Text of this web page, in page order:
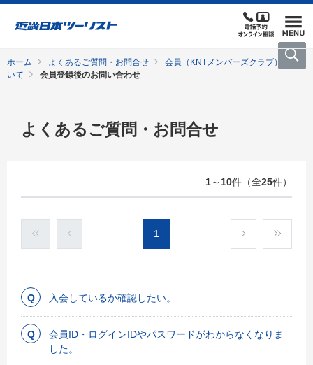
ホーム よくあるご質問・お問合せ
会員（KNTメンバーズクラブ）につ
いて
会員登録後のお問い合わせ
よくあるご質問・お問合せ
1～ 10件（全25件）
1
入会しているか確認したい。
会員ID・ログインIDやパスワードがわからなくなりま
した。